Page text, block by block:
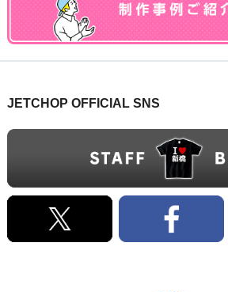
JETCHOP OFFICIAL SNS